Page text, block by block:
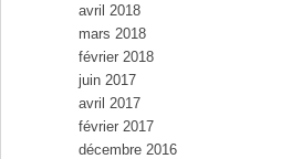
avril 2018
mars 2018
février 2018
juin 2017
avril 2017
février 2017
décembre 2016